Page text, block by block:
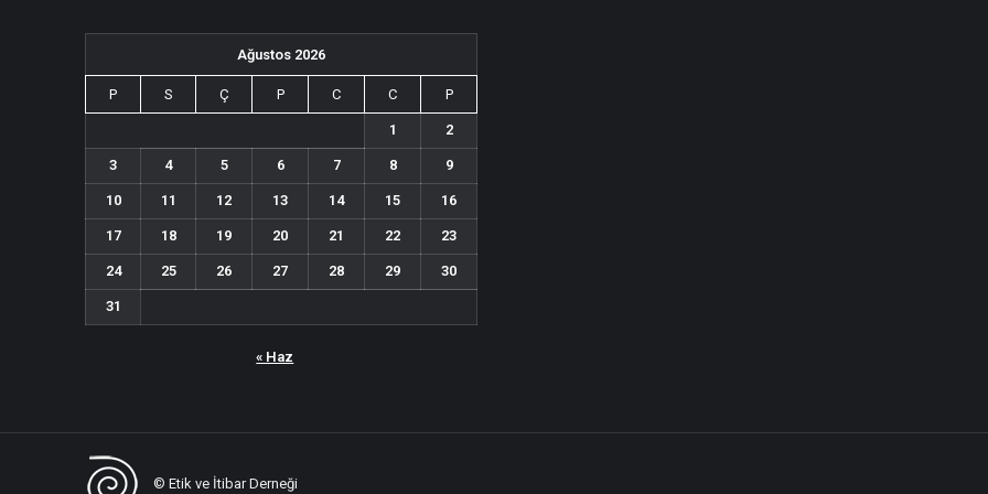
Ağustos 2026
P S Ç P C C P
1 2
3 4 5 6 7 8 9
10 11 12 13 14 15 16
17 18 19 20 21 22 23
24 25 26 27 28 29 30
31
« Haz
© Etik ve İtibar Derneği